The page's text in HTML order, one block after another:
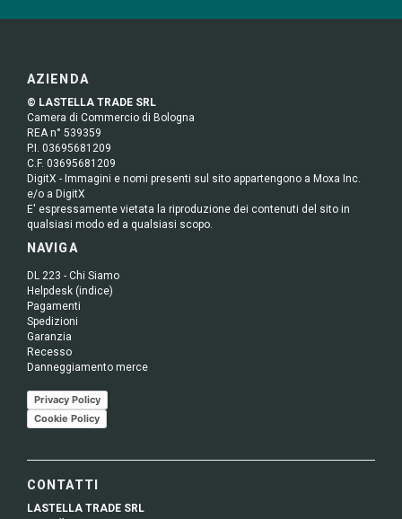
AZIENDA
© LASTELLA TRADE SRL
Camera di Commercio di Bologna
REA n° 539359
P.I. 03695681209
C.F. 03695681209
DigitX - Immagini e nomi presenti sul sito appartengono a Moxa Inc.
e/o a DigitX
E' espressamente vietata la riproduzione dei contenuti del sito in
qualsiasi modo ed a qualsiasi scopo.
NAVIGA
DL 223 - Chi Siamo
Helpdesk (indice)
Pagamenti
Spedizioni
Garanzia
Recesso
Danneggiamento merce
Privacy Policy
Cookie Policy
CONTATTI
LASTELLA TRADE SRL